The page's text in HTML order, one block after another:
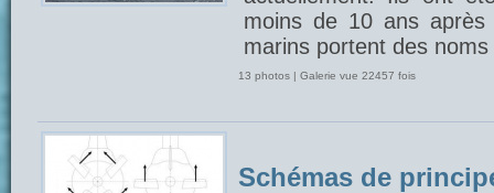
moins de 10 ans
marins portent des
13 photos | Galerie vue 22457 fois
Schémas de